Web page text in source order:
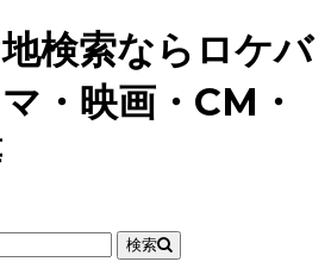
検索ならロケバ
・映画・CM・
検索